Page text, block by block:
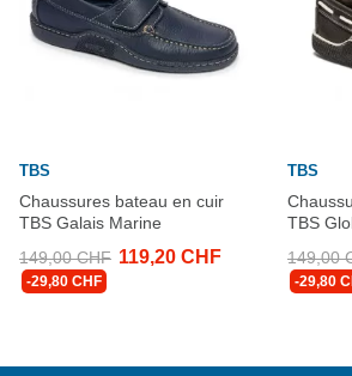
TBS
Chaussures bateau en cuir
TBS Galais Marine
149,00 CHF 119,20 CHF
-29,80 CHF
TBS
TBS
149,00
-29,80